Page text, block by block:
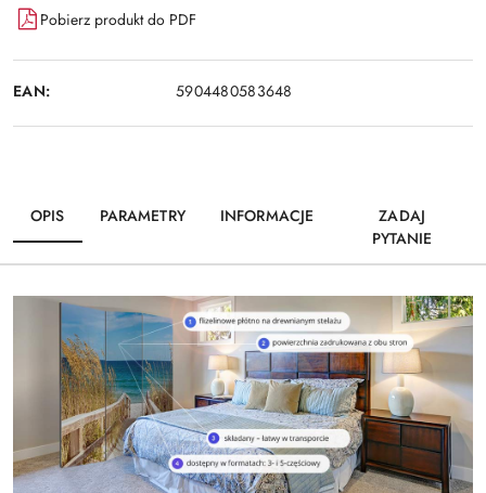
Pobierz produkt do PDF
EAN: 5904480583648
OPIS PARAMETRY INFORMACJE
ZADAJ
PYTANIE